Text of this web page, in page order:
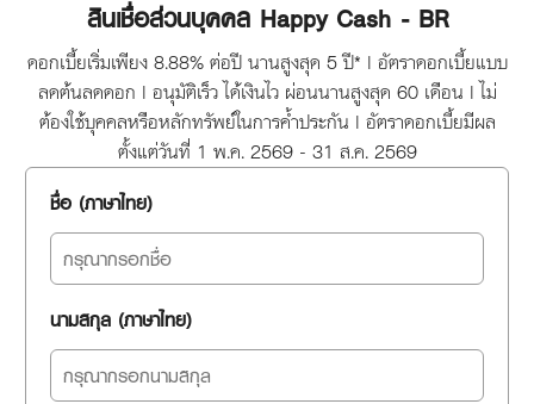
สินเชื่อส่วนบุคคล Happy Cash - BR
ดอกเบี้ยเริ่มเพียง 8.88% ต่อปี นานสูงสุด 5 ปี* | อัตราดอกเบี้ยแบบ
ลดต้นลดดอก | อนุมัติเร็ว ได้เงินไว ผ่อนนานสูงสุด 60 เดือน | ไม่
ต้องใช้บุคคลหรือหลักทรัพย์ในการค้ำประกัน | อัตราดอกเบี้ยมีผล
ตั้งแต่วันที่ 1 พ.ค. 2569 - 31 ส.ค. 2569
ชื่อ (ภาษาไทย)
นามสกุล (ภาษาไทย)